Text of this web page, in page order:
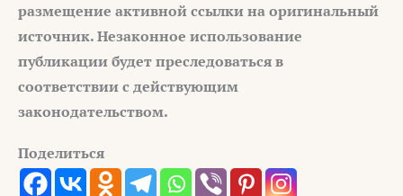
размещение активной ссылки на оригинальный
источник. Незаконное использование
публикации будет преследоваться в
соответствии с действующим
законодательством.
Поделиться